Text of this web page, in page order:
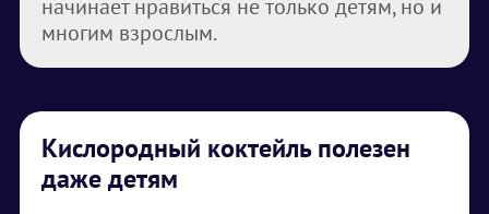
начинает нравиться не только детям, но и
многим взрослым.
Кислородный коктейль полезен
даже детям